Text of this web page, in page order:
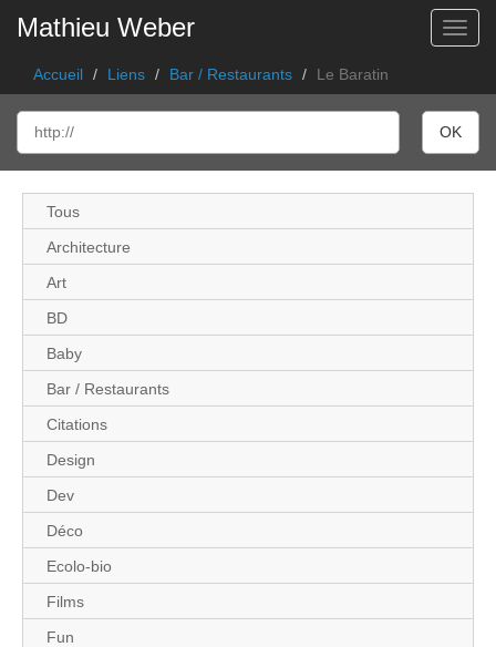
Mathieu Weber
Accueil Liens Bar / Restaurants Le Baratin
Tous
Architecture
Art
BD
Baby
Bar / Restaurants
Citations
Design
Dev
Déco
Ecolo-bio
Films
Fun